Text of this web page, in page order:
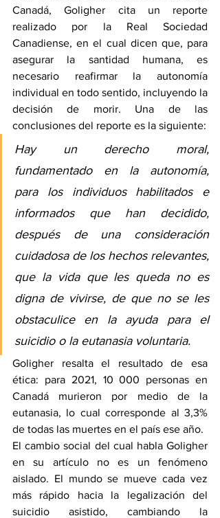
Canadá, Goligher cita un reporte
realizado por la Real Sociedad
Canadiense, en el cual dicen que, para
asegurar la santidad humana, es
necesario reafirmar la autonomía
individual en todo sentido, incluyendo la
decisión de morir. Una de las
conclusiones del reporte es la siguiente:
Hay un derecho moral,
fundamentado en la autonomía,
para los individuos habilitados e
informados que han decidido,
después de una consideración
cuidadosa de los hechos relevantes,
que la vida que les queda no es
digna de vivirse, de que no se les
obstaculice en la ayuda para el
suicidio o la eutanasia voluntaria.
Goligher resalta el resultado de esa
ética: para 2021, 10 000 personas en
Canadá murieron por medio de la
eutanasia, lo cual corresponde al 3,3%
de todas las muertes en el país ese año.
El cambio social del cual habla Goligher
en su artículo no es un fenómeno
aislado. El mundo se mueve cada vez
más rápido hacia la legalización del
suicidio asistido, cambiando la